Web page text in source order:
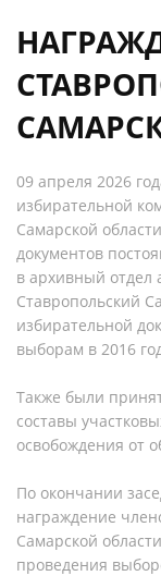
09 апреля 2026
избирательной
Самарской
документов
в архивный отдел
Ставропольский
избирательной
выборам в 2016
Также были
составы
освобождения от
По окончании
награждение
Самарской
проведения